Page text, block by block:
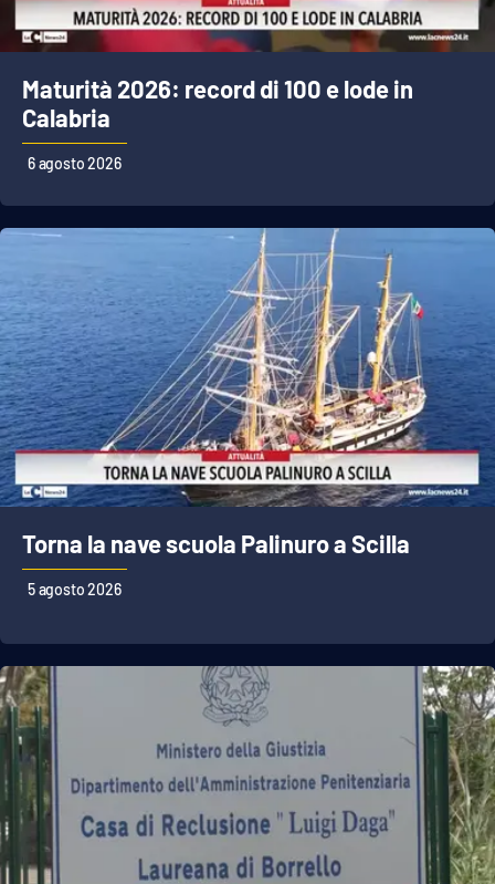
Maturità 2026: record di 100 e lode in
Calabria
6 agosto 2026
Torna la nave scuola Palinuro a Scilla
5 agosto 2026